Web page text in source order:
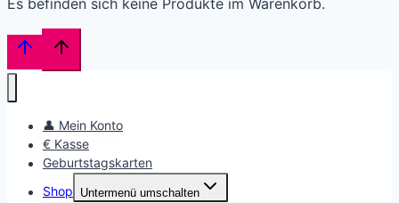
👤 Mein Konto
€ Kasse
Geburtstagskarten
Shop
Untermenü umschalten